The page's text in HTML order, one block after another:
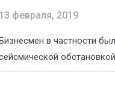
февраля, 2019
в частности